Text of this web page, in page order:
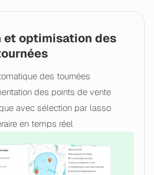
et optimisation des
des tournées
des points de vente
avec sélection par lasso
en temps réel